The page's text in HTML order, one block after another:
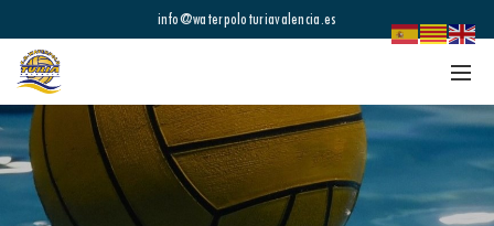
info@waterpoloturiavalencia.es